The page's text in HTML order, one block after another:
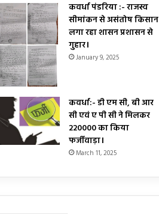
कवर्धा पंडरिया :- राजस्व
सीमांकन से असंतोष किसान
लगा रहा शासन प्रशासन से
गुहार।
January 9, 2025
कवर्धा:- डी एम सी, बी आर
सी एवं ए पी सी ने मिलकर
₹220000 का किया
फर्जीवाड़ा।
March 11, 2025